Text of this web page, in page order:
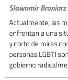
Slawomir Broniarz
Actualmente, las
enfrentan a una
y corto de miras
personas LGBTI
gobierno